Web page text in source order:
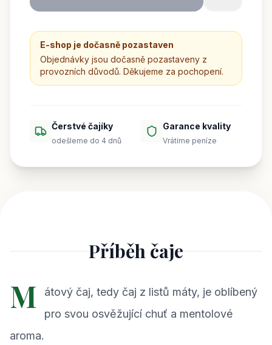
E-shop je dočasně pozastaven
Objednávky jsou dočasně pozastaveny z
provozních důvodů. Děkujeme za pochopení.
Čerstvé čajíky
odešleme do 4 dnů
Garance kvality
Vrátíme peníze
Příběh čaje
M
átový čaj, tedy čaj z listů máty, je oblíbený
pro svou osvěžující chuť a mentolové
aroma.